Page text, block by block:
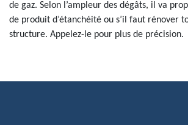
de gaz. Selon l’ampleur des dégâts, il va
de produit d’étanchéité ou s’il faut rénover
structure. Appelez-le pour plus de précision.